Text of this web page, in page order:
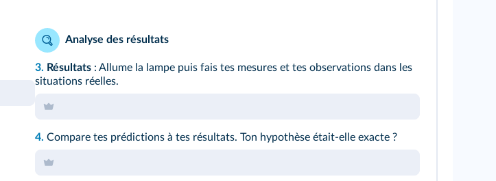
Analyse des résultats
3. Résultats : Allume la lampe puis fais tes mesures et tes observations dans les
situations réelles.
4. Compare tes prédictions à tes résultats. Ton hypothèse était-elle exacte ?